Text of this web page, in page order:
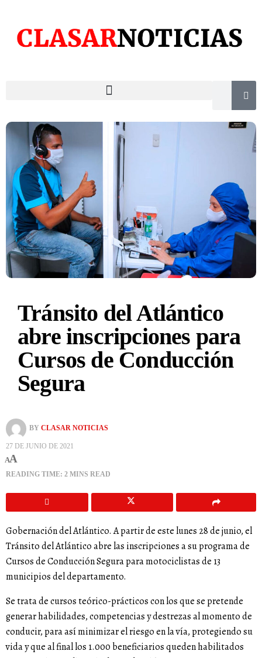
Tránsito del Atlántico
abre inscripciones para
Cursos de Conducción
Segura
BY CLASAR NOTICIAS
27 DE JUNIO DE 2021
AA
READING TIME: 2 MINS READ
Gobernación del Atlántico. A partir de este lunes 28 de junio, el
Tránsito del Atlántico abre las inscripciones a su programa de
Cursos de Conducción Segura para motociclistas de 13
municipios del departamento.
Se trata de cursos teórico-prácticos con los que se pretende
generar habilidades, competencias y destrezas al momento de
conducir, para así minimizar el riesgo en la vía, protegiendo su
vida y que al final los 1.000 beneficiarios queden habilitados